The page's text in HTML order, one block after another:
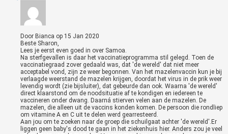
Door Bianca op 15 Jan 2020
Beste Sharon,
Lees je eerst even goed in over Samoa.
Na sterfgevallen is daar het vaccinatieprogramma stil gelegd. Toen de
vaccinatiegraad zover gedaald was, dat 'de wereld' dat niet meer
acceptabel vond, zijn ze weer begonnen. Van het mazelenvaccin kun je bij
verlaagde weerstand de mazelen krijgen, doordat het virus in de prik weer
levendig wordt (zie bijsluiter), dat gebeurde dan ook. Waarna 'de wereld'
direct klaarstond om de noodsituatie af te kondigen en iedereen te
vaccineren onder dwang. Daarná stierven velen aan de mazelen. De
mazelen, die alleen uit de vaccins konden komen. De persoon die rondliep
om vitamine A en C uit te delen werd gearresteerd.
Aan jou om te zoeken naar de groep die schuilgaat achter 'de wereld'.Er
liggen geen baby's dood te gaan in het ziekenhuis hier. Anders zou je veel